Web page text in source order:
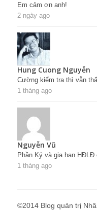
Em cảm ơn anh!
2 ngày ago
Hung Cuong Nguyễn
Cường kiểm tra thì vẫn
1 tháng ago
Nguyễn Vũ
Phần Ký và gia hạn HĐLĐ
1 tháng ago
©2014 Blog quản trị